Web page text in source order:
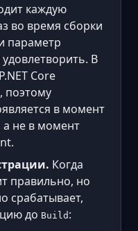
каждую
во время сборки
параметр
В
Core
поэтому
в момент
а не в момент
Когда
правильно, но
срабатывает,
до Build :